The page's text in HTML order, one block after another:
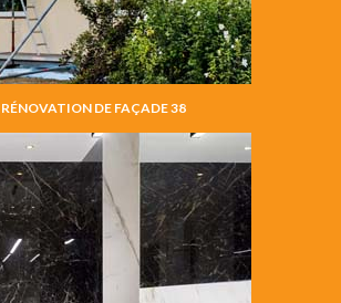
RÉNOVATION DE FAÇADE 38